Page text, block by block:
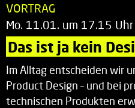
VORTRAG
Mo. 11.01. um 17.15 Uhr
Das ist ja kein
Im Alltag entscheiden wir
Product Design – und bei
technischen Produkten